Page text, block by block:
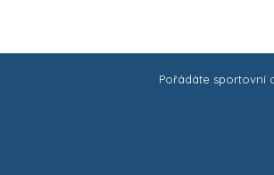
Pořádáte sportovní